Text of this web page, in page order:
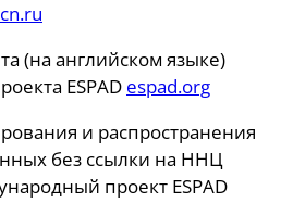
(на английском языке)
ESPAD espad.org
и распространения
без ссылки на ННЦ
проект ESPAD